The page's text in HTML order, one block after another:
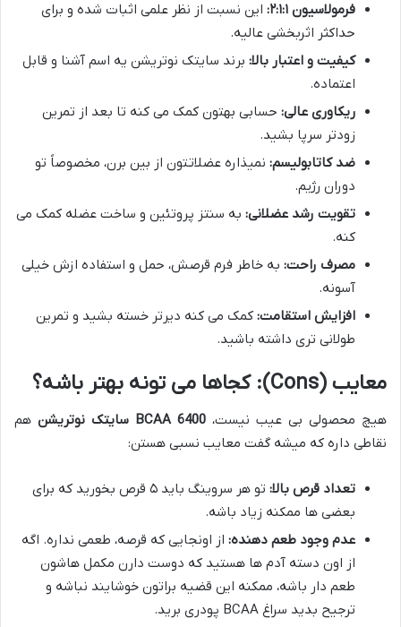
فرمولاسیون ۲:۱:۱:
این نسبت از نظر علمی اثبات شده و برای
حداکثر اثربخشی عالیه.
کیفیت و اعتبار بالا: برند سایتک نوتریشن یه اسم آشنا و قابل
اعتماده.
ریکاوری عالی: حسابی بهتون کمک می کنه تا بعد از تمرین
زودتر سرپا بشید.
ضد کاتابولیسم: نمیذاره عضلاتتون از بین برن، مخصوصاً تو
دوران رژیم.
تقویت رشد عضلانی: به سنتز پروتئین و ساخت عضله کمک می
کنه.
مصرف راحت: به خاطر فرم قرصش، حمل و استفاده ازش خیلی
آسونه.
افزایش استقامت: کمک می کنه دیرتر خسته بشید و تمرین
طولانی تری داشته باشید.
معایب (Cons): کجاها می تونه بهتر باشه؟
هیچ محصولی بی عیب نیست، BCAA 6400 سایتک نوتریشن
هم
نقاطی داره که میشه گفت معایب نسبی هستن:
تعداد قرص بالا:
تو هر سروینگ باید ۵ قرص بخورید که برای
بعضی ها ممکنه زیاد باشه.
عدم وجود طعم دهنده: از اونجایی که قرصه، طعمی نداره. اگه
از اون دسته آدم ها هستید که دوست دارن مکمل هاشون
طعم دار باشه، ممکنه این قضیه براتون خوشایند نباشه و
ترجیح بدید سراغ BCAA پودری برید.